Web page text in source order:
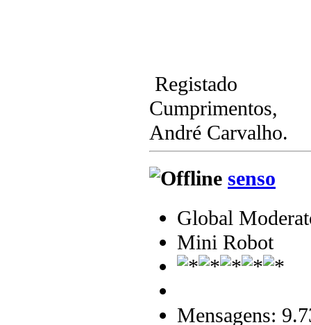
Registado
Cumprimentos,
André Carvalho.
senso
Global
Mini Robot
Mensagens: